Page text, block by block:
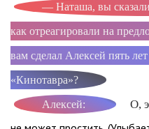
— Наташа, вы
как отреагировали на
вам сделал Алексей пять
«Кинотавра»?
Алексей: О,